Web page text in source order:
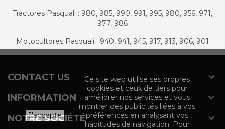
Tractores Pasquali : 980, 985, 990, 991, 995, 980, 956, 971,
977, 986
Motocultores Pasquali : 940, 941, 945, 917, 913, 906, 901
CONTACT US 
INFORMATION 
NOTRE SOCIÉTÉ 
J'accepte
Ce site web utilise ses propres
cookies et ceux de tiers pour
améliorer nos services et vous
montrer des publicités liées à vos
préférences en analysant vos
habitudes de navigation. Pour